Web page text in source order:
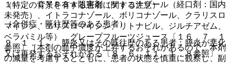
１）． ＣＹＰ３Ａ阻害剤（ケトコナゾール（経口剤：国内
未発売）、イトラコナゾール、ボリコナゾール、クラリスロ
マイシン、エリスロマイシン、リトナビル、ジルチアゼム、
ベラパミル等）、グレープフルーツジュース〔１６．７．１
参照〕［本剤の血中濃度が上昇するおそれがあるので、本剤
の減量を考慮するとともに、患者の状態を慎重に観察し、副
（特定の背景を有する患者に関する注意）
（合併症・既往歴等のある患者）
９．１．１． 膵炎又はその既往歴のある患者：膵炎が悪化
又は再発するおそれがある〔８．６、１１．１．８参照〕。